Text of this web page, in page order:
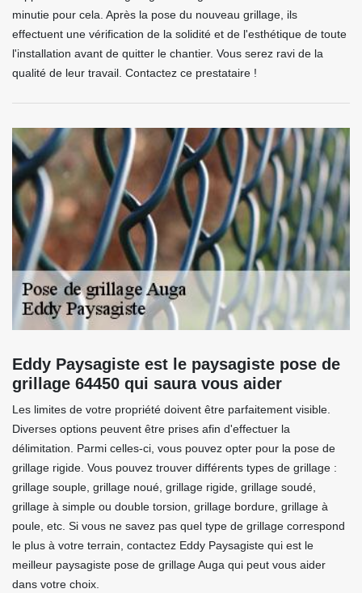
minutie pour cela. Après la pose du nouveau grillage, ils
effectuent une vérification de la solidité et de l'esthétique de toute
l'installation avant de quitter le chantier. Vous serez ravi de la
qualité de leur travail. Contactez ce prestataire !
Eddy Paysagiste est le paysagiste pose de
grillage 64450 qui saura vous aider
Les limites de votre propriété doivent être parfaitement visible.
Diverses options peuvent être prises afin d'effectuer la
délimitation. Parmi celles-ci, vous pouvez opter pour la pose de
grillage rigide. Vous pouvez trouver différents types de grillage :
grillage souple, grillage noué, grillage rigide, grillage soudé,
grillage à simple ou double torsion, grillage bordure, grillage à
poule, etc. Si vous ne savez pas quel type de grillage correspond
le plus à votre terrain, contactez Eddy Paysagiste qui est le
meilleur paysagiste pose de grillage Auga qui peut vous aider
dans votre choix.